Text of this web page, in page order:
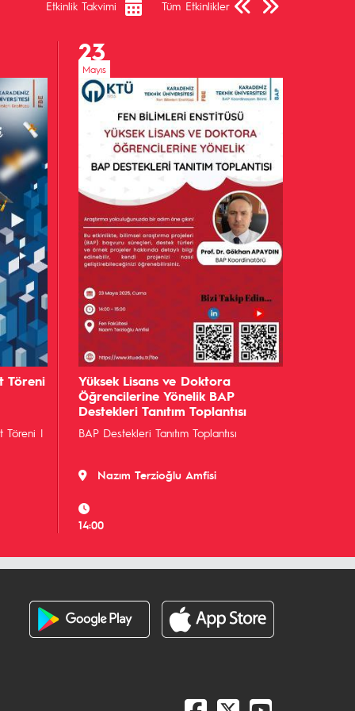
Etkinlik Takvimi Tüm Etkinlikler
Töreni
Töreni |
23
Mayıs
Yüksek Lisans ve Doktora
Öğrencilerine Yönelik BAP
Destekleri Tanıtım Toplantısı
BAP Destekleri Tanıtım Toplantısı
Nazım Terzioğlu Amfisi
14:00